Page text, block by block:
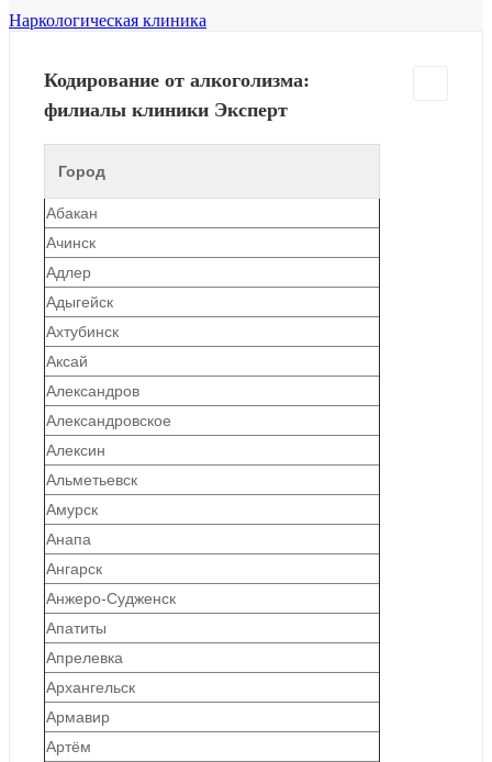
Наркологическая клиника
Кодирование от алкоголизма:
филиалы клиники Эксперт
Город
Абакан
Ачинск
Адлер
Адыгейск
Ахтубинск
Аксай
Александров
Александровское
Алексин
Альметьевск
Амурск
Анапа
Ангарск
Анжеро-Судженск
Апатиты
Апрелевка
Архангельск
Армавир
Артём